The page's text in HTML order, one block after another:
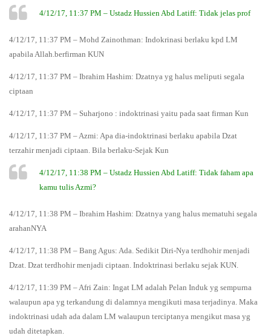
4/12/17, 11:37 PM – Ustadz Hussien Abd Latiff: Tidak jelas prof
4/12/17, 11:37 PM – Mohd Zainothman: Indokrinasi berlaku kpd LM
apabila Allah.berfirman KUN
4/12/17, 11:37 PM – Ibrahim Hashim: Dzatnya yg halus meliputi segala
ciptaan
4/12/17, 11:37 PM – Suharjono : indoktrinasi yaitu pada saat firman Kun
4/12/17, 11:37 PM – Azmi: Apa dia-indoktrinasi berlaku apabila Dzat
terzahir menjadi ciptaan. Bila berlaku-Sejak Kun
4/12/17, 11:38 PM – Ustadz Hussien Abd Latiff: Tidak faham apa
kamu tulis Azmi?
4/12/17, 11:38 PM – Ibrahim Hashim: Dzatnya yang halus mematuhi segala
arahanNYA
4/12/17, 11:38 PM – Bang Agus: Ada. Sedikit Diri-Nya terdhohir menjadi
Dzat. Dzat terdhohir menjadi ciptaan. Indoktrinasi berlaku sejak KUN.
4/12/17, 11:39 PM – Afri Zain: Ingat LM adalah Pelan Induk yg sempurna
walaupun apa yg terkandung di dalamnya mengikuti masa terjadinya. Maka
indoktrinasi udah ada dalam LM walaupun terciptanya mengikut masa yg
udah ditetapkan.